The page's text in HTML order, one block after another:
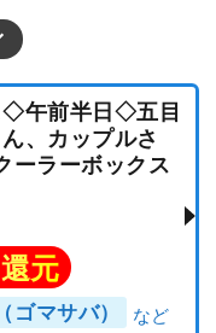
午前半日◇五目
、カップルさ
ーラーボックス
元